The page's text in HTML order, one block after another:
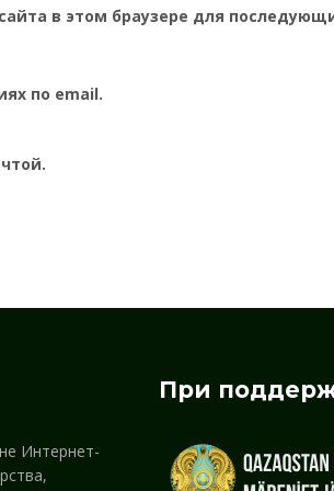
в этом браузере для
по email.
Интернет-
При